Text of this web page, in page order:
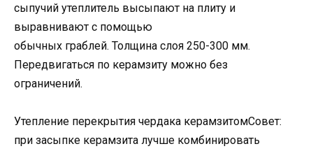
сыпучий утеплитель высыпают на плиту и
выравнивают с помощью
обычных граблей. Толщина слоя 250-300 мм.
Передвигаться по керамзиту можно без
ограничений.
Утепление перекрытия чердака керамзитомСовет:
при засыпке керамзита лучше комбинировать